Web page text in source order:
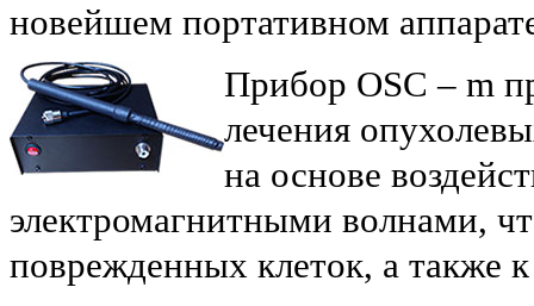
новейшем портативном
Прибор OSC – m
лечения
на основе
электромагнитными волнами,
поврежденных клеток, а также